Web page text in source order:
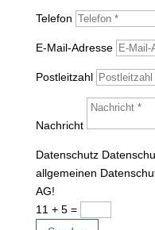
Telefon
E-Mail-Adresse
Postleitzahl
Nachricht
Datenschutz
allgemeinen
AG!
11 + 5=